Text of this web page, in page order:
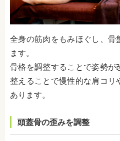
全身の筋肉をもみほぐし、骨
ます。
骨格を調整することで姿勢が
整えることで慢性的な肩コリ
あります。
頭蓋骨の歪みを調整